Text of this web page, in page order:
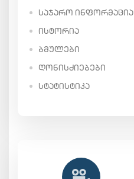
ᲡᲐᲯᲐᲠᲝ ᲘᲜᲤᲝᲠᲛᲐᲪᲘᲐ
ᲘᲡᲢᲝᲠᲘᲐ
ᲑᲛᲣᲚᲔᲑᲘ
ᲦᲝᲜᲘᲡᲫᲘᲔᲑᲔᲑᲘ
ᲡᲢᲐᲢᲘᲡᲢᲘᲙᲐ